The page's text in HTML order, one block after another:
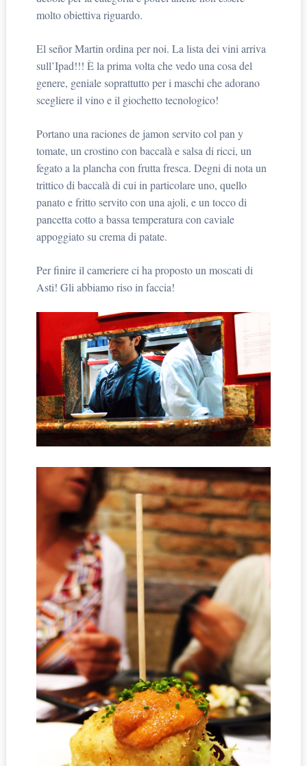
molto obiettiva riguardo.
El señor Martin ordina per noi. La lista dei vini arriva
sull’Ipad!!! È la prima volta che vedo una cosa del
genere, geniale soprattutto per i maschi che adorano
scegliere il vino e il giochetto tecnologico!
Portano una raciones de jamon servito col pan y
tomate, un crostino con baccalà e salsa di ricci, un
fegato a la plancha con frutta fresca. Degni di nota un
trittico di baccalà di cui in particolare uno, quello
panato e fritto servito con una ajoli, e un tocco di
pancetta cotto a bassa temperatura con caviale
appoggiato su crema di patate.
Per finire il cameriere ci ha proposto un moscati di
Asti! Gli abbiamo riso in faccia!